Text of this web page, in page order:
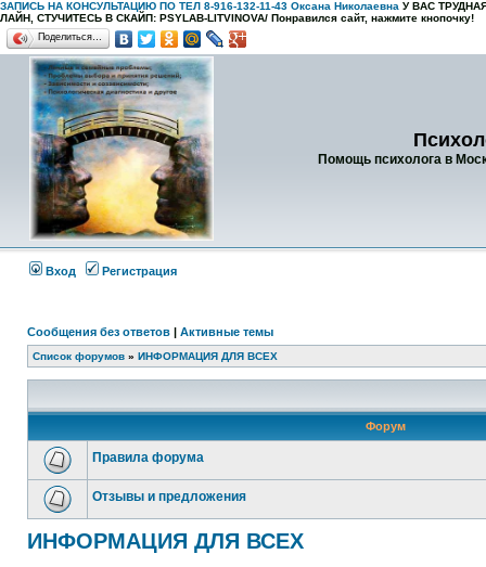
ЗАПИСЬ НА КОНСУЛЬТАЦИЮ ПО ТЕЛ 8-916-132-11-43 Оксана Николаевна У ВАС
ЛАЙН, СТУЧИТЕСЬ В СКАЙП: PSYLAB-LITVINOVA/ Понравился сайт, нажмите кнопочку!
Поделиться…
Помощь психолога в
Вход Регистрация
Сообщения без ответов | Активные темы
Список форумов » ИНФОРМАЦИЯ ДЛЯ ВСЕХ
Форум
Правила форума
Отзывы и предложения
ИНФОРМАЦИЯ ДЛЯ ВСЕХ